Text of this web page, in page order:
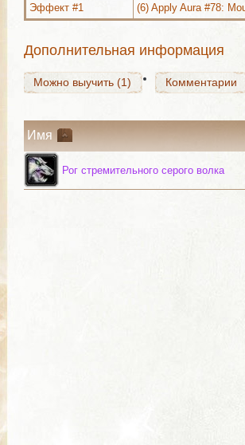
Эффект #1
(6) Apply Aura #78:
Дополнительная информация
Можно выучить (1) Комментарии
Можно выучить (1) Комментарии
Имя
Рог стремительного серого волка